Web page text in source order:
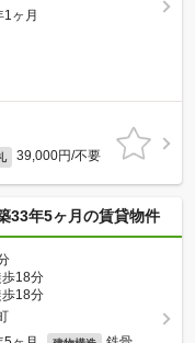
1ヶ月
39,000円/不要
33年5ヶ月の賃貸物件
18分
18分